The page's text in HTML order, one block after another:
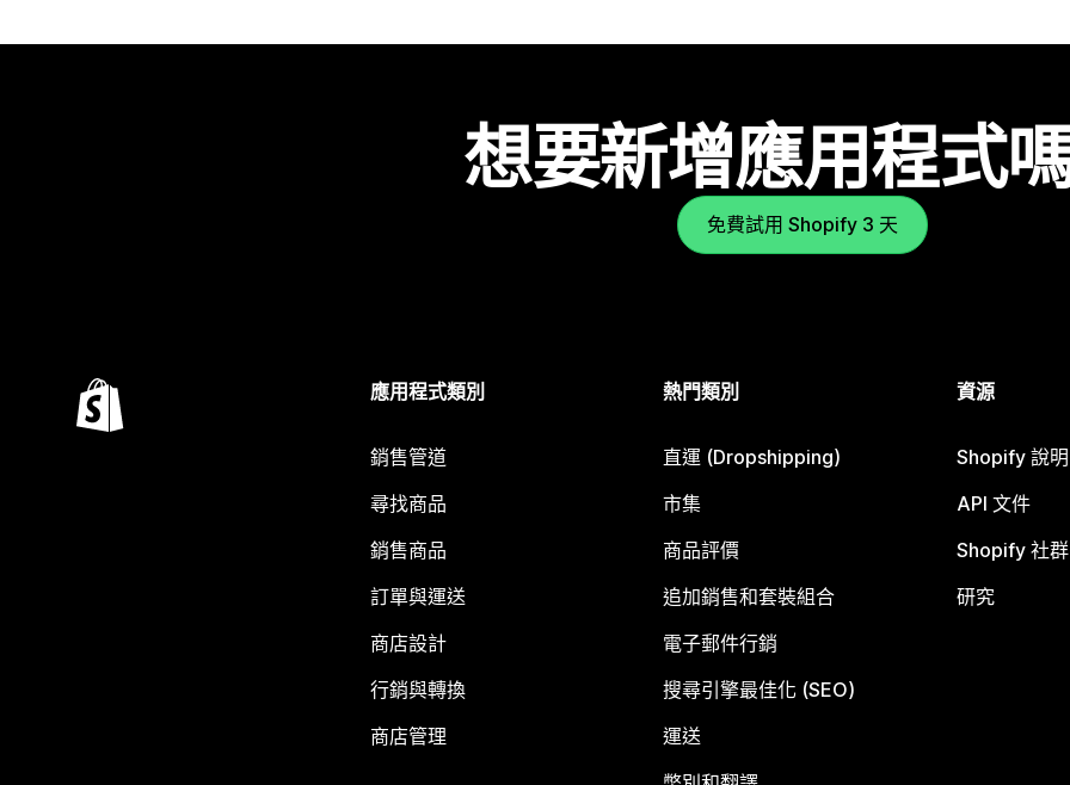
想要新增應用程式
免費試用 Shopify 3 天
應用程式類別
銷售管道
尋找商品
銷售商品
訂單與運送
商店設計
行銷與轉換
商店管理
熱門類別
直運 (Dropshipping)
市集
商品評價
追加銷售和套裝組合
電子郵件行銷
搜尋引擎最佳化 (SEO)
運送
資源
Shopify 說
API 文件
Shopify 社群
研究